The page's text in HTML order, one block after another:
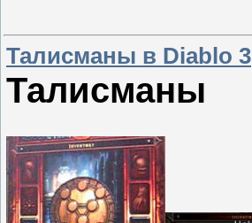
Талисманы в Diablo 3
Талисманы